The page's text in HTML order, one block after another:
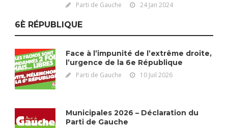
Parti de Gauche 24 Jan 2024
6È RÉPUBLIQUE
Face à l’impunité de l’extrême droite,
l’urgence de la 6e République
Parti de Gauche 10 Juil 2026
Municipales 2026 – Déclaration du
Parti de Gauche